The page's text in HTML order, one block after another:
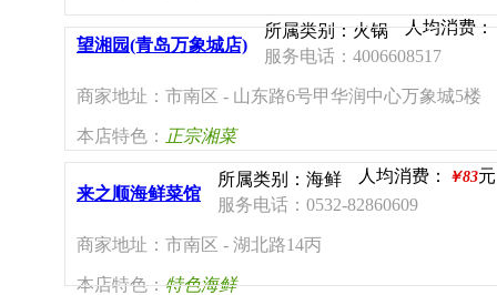
望湘园(青岛万象城店)
所属类别：火锅 人均消费：
服务电话：4006608517
商家地址：市南区 - 山东路6号甲华润中心万象城5楼
本店特色： 正宗湘菜
来之顺海鲜菜馆
所属类别：海鲜 人均消费： ￥83元
服务电话：0532-82860609
商家地址：市南区 - 湖北路14丙
本店特色：特色海鲜